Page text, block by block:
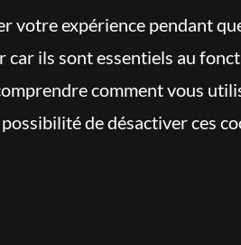
votre expérience pendant
ils sont essentiels au
comment vous
de désactiver ces